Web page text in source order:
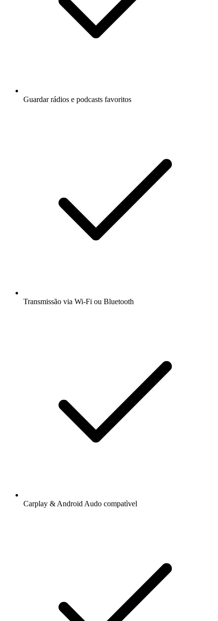
Guardar rádios e podcasts favoritos
Transmissão via Wi-Fi ou Bluetooth
Carplay & Android Audo compatìvel